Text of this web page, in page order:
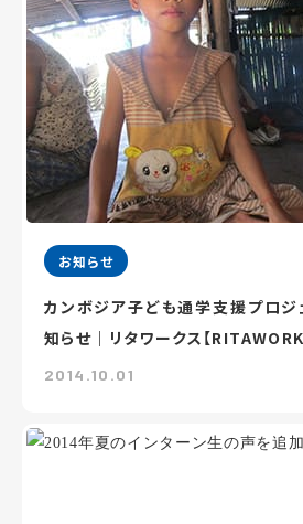
お知らせ
カンボジア子ども通学支援プロ
知らせ｜リタワークス【
2014.10.01